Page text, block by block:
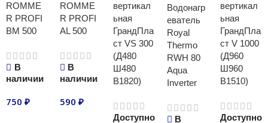
ROMME
R PROFI
BM 500
В
наличии
750 ₽
ROMME
R PROFI
AL 500
В
наличии
590 ₽
вертикал
ьная
ГрандПла
ст VS 300
(Д480
Ш480
В1820)
Доступно
Водонагр
еватель
Royal
Thermo
RWH 80
Aqua
Inverter
В
вертикал
ьная
ГрандПла
ст V 1000
(Д960
Ш960
В1510)
Доступно